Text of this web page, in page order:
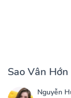
Sao Vân
Nguyễn